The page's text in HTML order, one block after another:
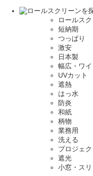
ロールス
短納期
つっぱり
激安
日本製
幅広・ワイ
UVカット
遮熱
はっ水
防炎
和紙
柄物
業務用
洗える
プロジェ
遮光
小窓・スリ